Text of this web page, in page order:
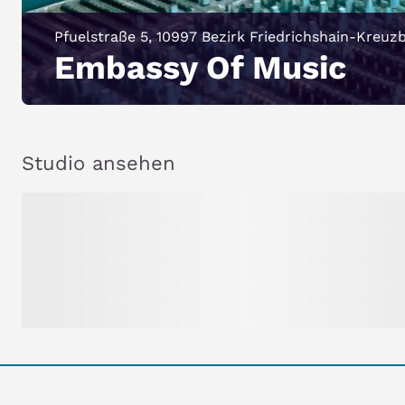
Embassy Of Music
Pfuelstraße 5, 10997 Bezirk Friedrichshain-
Studio ansehen